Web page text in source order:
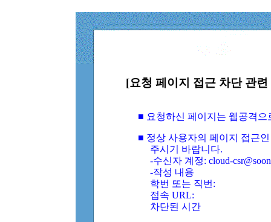
[요청 페이지 접근 차단 관
■ 요청하신 페이지는 웹공격
■ 정상 사용자의 페이지 접근
주시기 바랍니다.
-수신자 계정: cloud-
-작성 내용
학번 또는 직번:
접속 URL:
차단된 시간